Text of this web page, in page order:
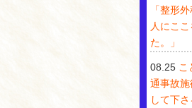
「整形
人にこ
た。」
08.25 こ
通事故施
して下さ